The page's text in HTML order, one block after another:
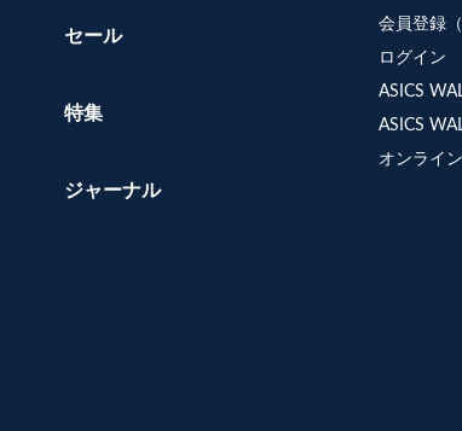
セール
特集
ジャーナル
会員登録
ログイン
ASICS
ASICS
オンライ